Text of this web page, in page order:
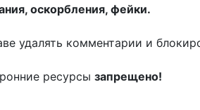
оскорбления, фейки.
удалять комментарии и
ресурсы запрещено!